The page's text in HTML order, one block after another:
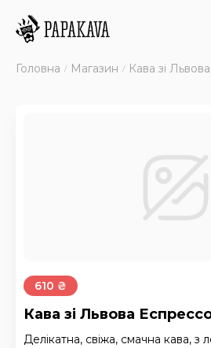
Головна Магазин Кава зі
610 ₴
Кава зі Львова
Делікатна, свіжа, смачна кава, з